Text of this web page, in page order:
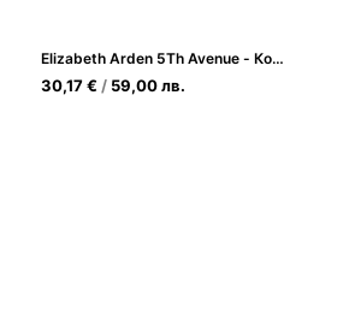
Elizabeth Arden 5Th Avenue - Комплект EDP 125ml + лосион за тяло 100ml
30,17€ / 59,00лв.